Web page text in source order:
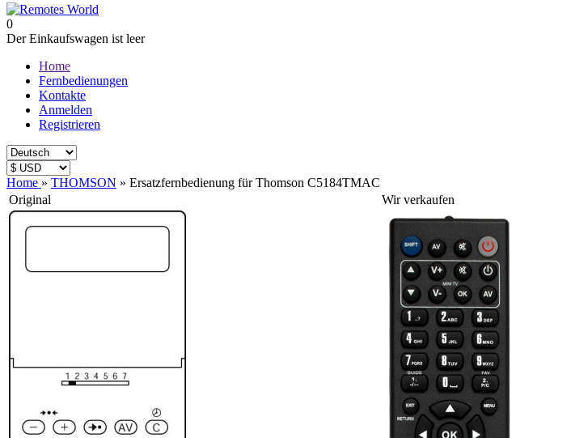
0
Der Einkaufswagen ist leer
Home
Fernbedienungen
Kontakte
Anmelden
Registrieren
Home » THOMSON » Ersatzfernbedienung für Thomson C5184TMAC
Original
Wir verkaufen